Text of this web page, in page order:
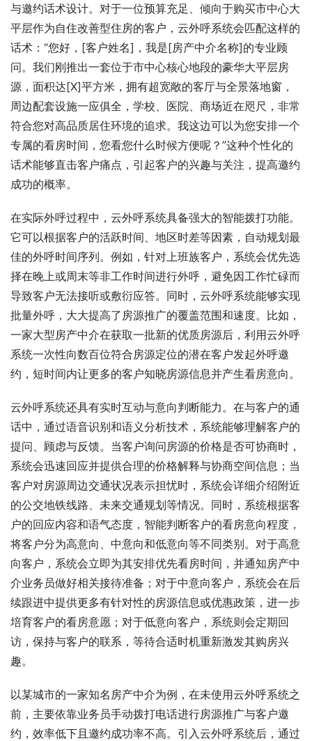
与邀约话术设计。对于一位预算充足、倾向于购买市中心大
平层作为自住改善型住房的客户，云外呼系统会匹配这样的
话术：“您好，[客户姓名]，我是[房产中介名称]的专业顾
问。我们刚推出一套位于市中心核心地段的豪华大平层房
源，面积达[X]平方米，拥有超宽敞的客厅与全景落地窗，
周边配套设施一应俱全，学校、医院、商场近在咫尺，非常
符合您对高品质居住环境的追求。我这边可以为您安排一个
专属的看房时间，您看您什么时候方便呢？”这种个性化的
话术能够直击客户痛点，引起客户的兴趣与关注，提高邀约
成功的概率。
在实际外呼过程中，云外呼系统具备强大的智能拨打功能。
它可以根据客户的活跃时间、地区时差等因素，自动规划最
佳的外呼时间序列。例如，针对上班族客户，系统会优先选
择在晚上或周末等非工作时间进行外呼，避免因工作忙碌而
导致客户无法接听或敷衍应答。同时，云外呼系统能够实现
批量外呼，大大提高了房源推广的覆盖范围和速度。比如，
一家大型房产中介在获取一批新的优质房源后，利用云外呼
系统一次性向数百位符合房源定位的潜在客户发起外呼邀
约，短时间内让更多的客户知晓房源信息并产生看房意向。
云外呼系统还具有实时互动与意向判断能力。在与客户的通
话中，通过语音识别和语义分析技术，系统能够理解客户的
提问、顾虑与反馈。当客户询问房源的价格是否可协商时，
系统会迅速回应并提供合理的价格解释与协商空间信息；当
客户对房源周边交通状况表示担忧时，系统会详细介绍附近
的公交地铁线路、未来交通规划等情况。同时，系统根据客
户的回应内容和语气态度，智能判断客户的看房意向程度，
将客户分为高意向、中意向和低意向等不同类别。对于高意
向客户，系统会立即为其安排优先看房时间，并通知房产中
介业务员做好相关接待准备；对于中意向客户，系统会在后
续跟进中提供更多有针对性的房源信息或优惠政策，进一步
培育客户的看房意愿；对于低意向客户，系统则会定期回
访，保持与客户的联系，等待合适时机重新激发其购房兴
趣。
以某城市的一家知名房产中介为例，在未使用云外呼系统之
前，主要依靠业务员手动拨打电话进行房源推广与客户邀
约，效率低下且邀约成功率不高。引入云外呼系统后，通过